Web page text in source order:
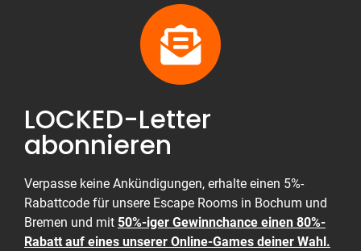
LOCKED-Letter
abonnieren
Verpasse keine Ankündigungen, erhalte einen 5%-
Rabattcode für unsere Escape Rooms in Bochum und
Bremen und mit 50%-iger Gewinnchance einen 80%-
Rabatt auf eines unserer Online-Games deiner Wahl.